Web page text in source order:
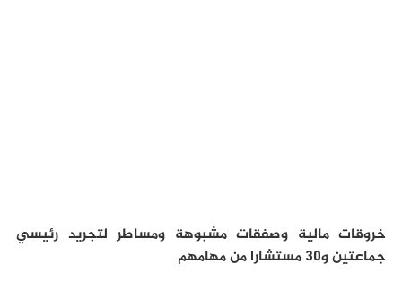
خروقات مالية وصفقات مشبوهة ومساطر لتجريد رئيسي
جماعتين و30 مستشارا من مهامهم